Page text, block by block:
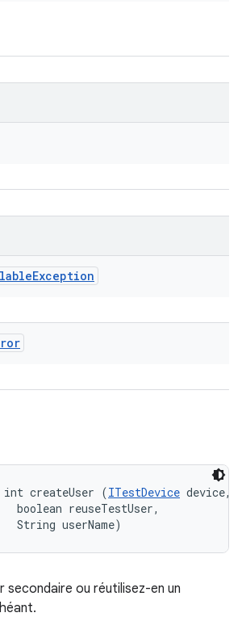
Exception
createUser (ITestDevice device,
boolean reuseTestUser,
String userName)
secondaire ou réutilisez-en un